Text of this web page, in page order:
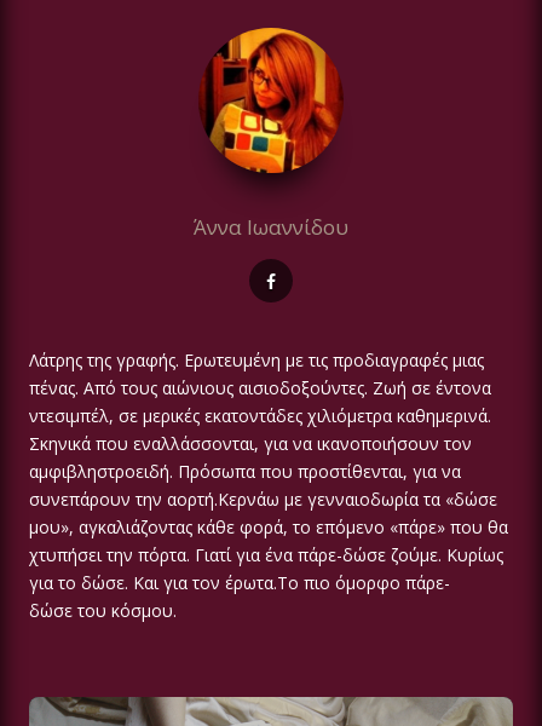
Άννα Ιωαννίδου
Λάτρης της γραφής. Ερωτευμένη με τις προδιαγραφές μιας
πένας. Από τους αιώνιους αισιοδοξούντες. Ζωή σε έντονα
ντεσιμπέλ, σε μερικές εκατοντάδες χιλιόμετρα καθημερινά.
Σκηνικά που εναλλάσσονται, για να ικανοποιήσουν τον
αμφιβληστροειδή. Πρόσωπα που προστίθενται, για να
συνεπάρουν την αορτή.Κερνάω με γενναιοδωρία τα «δώσε
μου», αγκαλιάζοντας κάθε φορά, το επόμενο «πάρε» που θα
χτυπήσει την πόρτα. Γιατί για ένα πάρε-δώσε ζούμε. Κυρίως
για το δώσε. Και για τον έρωτα.Το πιο όμορφο πάρε-
δώσε του κόσμου.